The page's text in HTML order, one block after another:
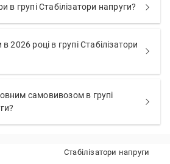
в групі Стабілізатори напруги?
2026 році в групі Стабілізатори
самовивозом в групі
Стабілізатори напруги